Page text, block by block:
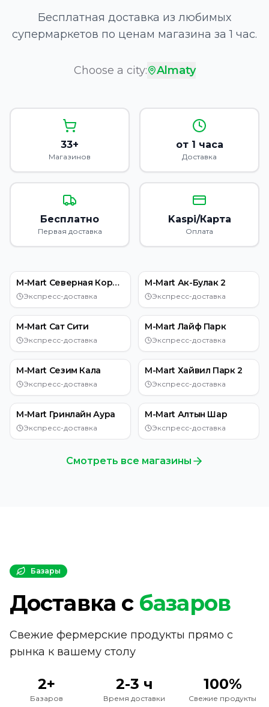
Бесплатная доставка из любимых
супермаркетов по ценам магазина за 1 час.
Choose a city: Almaty
33+
Магазинов
от 1 часа
Доставка
Бесплатно
Первая доставка
Kaspi/Карта
Оплата
M-Mart Северная Корона
Экспресс-доставка
M-Mart Ак-Булак 2
Экспресс-доставка
M-Mart Сат Сити
Экспресс-доставка
M-Mart Лайф Парк
Экспресс-доставка
M-Mart Сезим Кала
Экспресс-доставка
M-Mart Хайвил Парк 2
Экспресс-доставка
M-Mart Гринлайн Аура
Экспресс-доставка
M-Mart Алтын Шар
Экспресс-доставка
Смотреть все магазины
Базары
Доставка с базаров
Свежие фермерские продукты прямо с
рынка к вашему столу
2+
Базаров
2-3 ч
Время доставки
100%
Свежие продукты